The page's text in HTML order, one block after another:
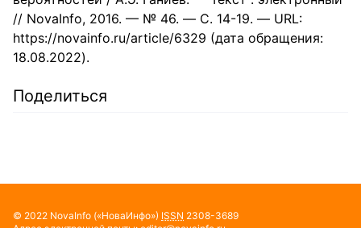
// NovaInfo, 2016. — № 46. — С. 14-19. — URL:
https://novainfo.ru/article/6329 (дата обращения:
18.08.2022).
Поделиться
© 2022 NovaInfo («НоваИнфо») ISSN 2308-3689